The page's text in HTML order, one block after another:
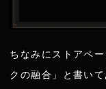
ちなみにストアペ
クの融合」と書い